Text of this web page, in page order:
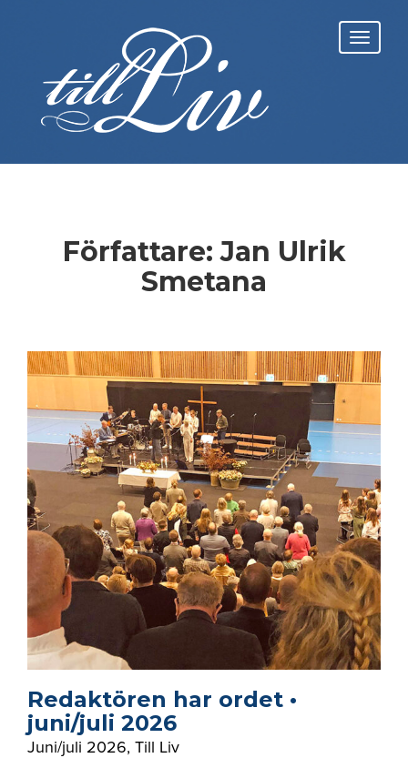
Författare:Jan Ulrik
Smetana
Redaktören har ordet •
juni/juli 2026
Juni/juli 2026, Till Liv